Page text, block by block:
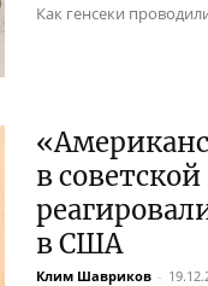
Как генсеки
в
в США
Клим Шавриков -